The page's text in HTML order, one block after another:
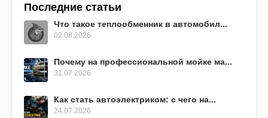
Последние статьи
Что такое теплообменник в автомобил...
02.08.2026
Почему на профессиональной мойке ма...
31.07.2026
Как стать автоэлектриком: с чего на...
24.07.2026